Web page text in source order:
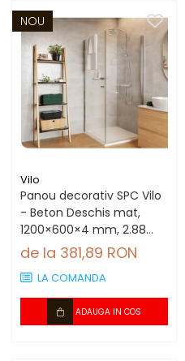
NOU
Vilo
Panou decorativ SPC Vilo
- Beton Deschis mat,
1200×600×4 mm, 2.88
mp/cutie (4 panouri)
de la 381,89 RON
LA COMANDA
ADAUGA IN COS